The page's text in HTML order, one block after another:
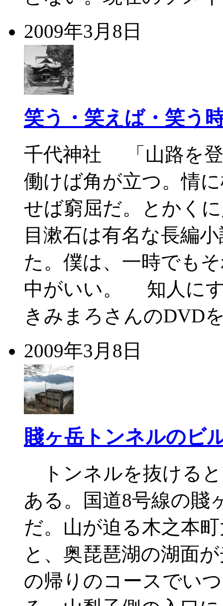
2009年3月8日
笑う・笑えば・笑う
千代神社 「山路を登
働けば角が立つ。情
せば窮屈だ。とかく
目漱石は有名な長編
た。僕は、一時でも
中がいい。 知人に
きみまろさんの
2009年3月8日
賤ヶ岳トンネルのビ
トンネルを抜ける
ある。国道8号線の賤
だ。山が迫る木之本
と、奥琵琶湖の湖面
の帰りのコースでい